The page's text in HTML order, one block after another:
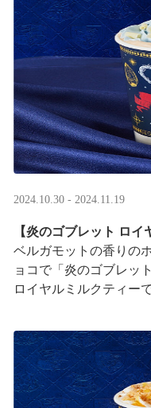
2024.10.30 - 2024.11.19
【炎のゴブレット ロイ
ベルガモットの香りの
ョコで「炎のゴブレッ
ロイヤルミルクティーで